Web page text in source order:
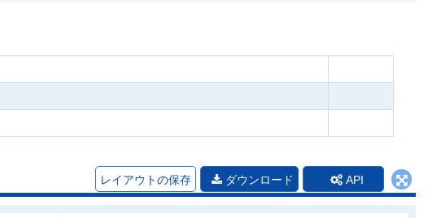
レイアウトの保存 ダウンロード API